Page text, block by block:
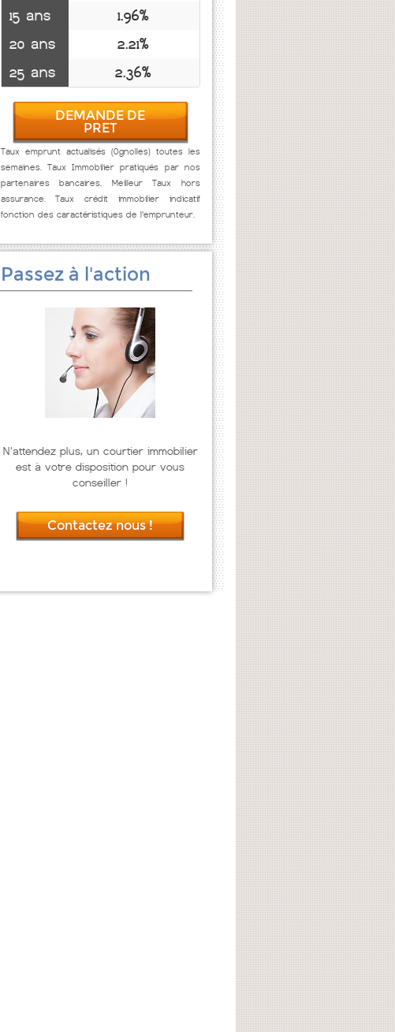
15 ans
1.96%
20 ans
2.21%
25 ans
2.36%
DEMANDE DE
PRET
Taux emprunt actualisés (Ognolles) toutes les
semaines. Taux Immobilier pratiqués par nos
partenaires bancaires. Meilleur Taux hors
assurance. Taux crédit immobilier indicatif
fonction des caractéristiques de l'emprunteur.
Passez à l'action
N'attendez plus, un courtier immobilier
est à votre disposition pour vous
conseiller !
Contactez nous !